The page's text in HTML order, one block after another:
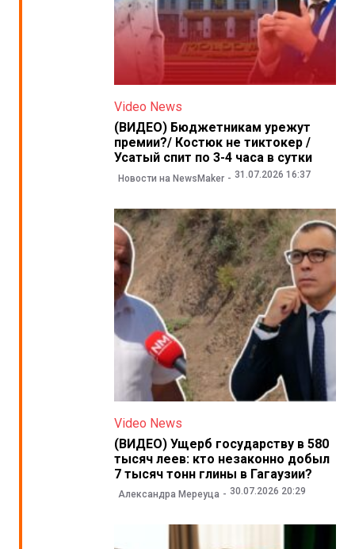
Video News
(ВИДЕО) Бюджетникам урежут
премии?/ Костюк не тиктокер /
Усатый спит по 3-4 часа в сутки
Новости на NewsMaker 31.07.2026 16:37
Video News
(ВИДЕО) Ущерб государству в 580
тысяч леев: кто незаконно добыл
7 тысяч тонн глины в Гагаузии?
Александра Мереуца 30.07.2026 20:29